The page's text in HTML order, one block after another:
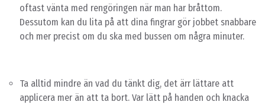
oftast vänta med rengöringen när man har bråttom.
Dessutom kan du lita på att dina fingrar gör jobbet snabbare
och mer precist om du ska med bussen om några minuter.
Ta alltid mindre än vad du tänkt dig, det ärr lättare att
applicera mer än att ta bort. Var lätt på handen och knacka